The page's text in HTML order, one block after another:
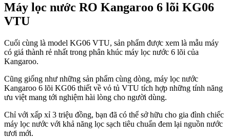
Máy lọc nước RO Kangaroo 6 lõi KG06
VTU
Cuối cùng là model KG06 VTU, sản phẩm được xem là mẫu máy
có giá thành rẻ nhất trong phân khúc máy lọc nước 6 lõi của
Kangaroo.
Cũng giống như những sản phẩm cùng dòng, máy lọc nước
Kangaroo 6 lõi KG06 thiết về vỏ tủ VTU tích hợp những tính năng
ưu việt mang tới nghiệm hài lòng cho người dùng.
Chỉ với xấp xỉ 3 triệu đồng, bạn đã có thể sở hữu cho gia đình chiếc
máy lọc nước với khả năng lọc sạch tiêu chuẩn đem lại nguồn nước
tươi mới.